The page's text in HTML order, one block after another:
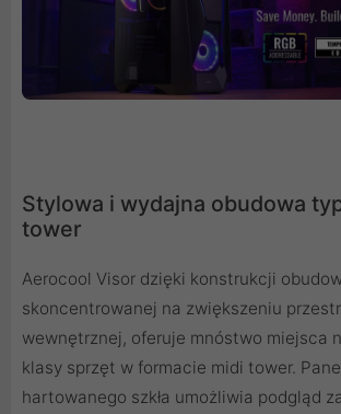
Stylowa i wydajna obudowa
tower
Aerocool Visor dzięki konstrukcji
skoncentrowanej na zwiększeniu
wewnętrznej, oferuje mnóstwo miejsca
klasy sprzęt w formacie midi tower.
hartowanego szkła umożliwia podgląd